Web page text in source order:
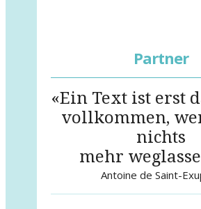
Partner
«Ein Text ist erst
vollkommen,
nichts
mehr
Antoine de Saint-